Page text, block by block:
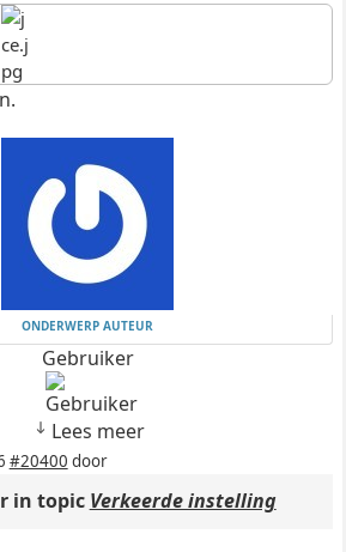
ONDERWERP AUTEUR
Gebruiker
Lees meer
#20400 door
in topic Verkeerde instelling